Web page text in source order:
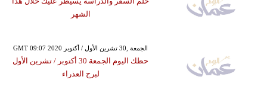
الشهر
GMT 09:07 2020 الجمعة ,30 تشرين الأول / أكتوبر
حظك اليوم الجمعة 30 أكتوبر / تشرين الأول
لبرج العذراء